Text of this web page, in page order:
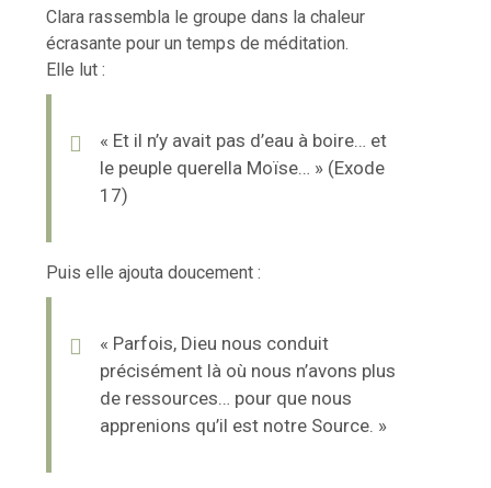
Clara rassembla le groupe dans la chaleur
écrasante pour un temps de méditation.
Elle lut :
« Et il n’y avait pas d’eau à boire… et
le peuple querella Moïse… » (Exode
17)
Puis elle ajouta doucement :
« Parfois, Dieu nous conduit
précisément là où nous n’avons plus
de ressources… pour que nous
apprenions qu’il est notre Source. »